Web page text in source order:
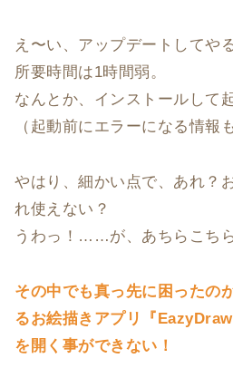
え〜い、アップデートしてや
所要時間は1時間弱。
なんとか、インストールして
（起動前にエラーになる情
やはり、細かい点で、あれ？
れ使えない？
うわっ！……が、あちらこちら
その中でも真っ先に困ったの
るお絵描きアプリ『
を開く事ができない！